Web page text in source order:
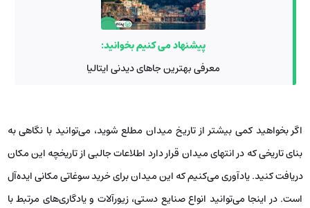
پیشنهاد می کنیم بخوانید:
معرفی بهترین جاهای دیدنی ایتالیا
اگر بخواهید کمی بیشتر از تاریخ میدان مطلع شوید، می‌توانید با نگاهی به
بنای تاریخی که در انتهای میدان قرار دارد اطلاعات جالبی از تاریخچه این مکان
دریافت کنید. یادآوری می‌کنیم که این میدان برای خرید سوغاتی مکانی ایده‌آل
است. در اینجا می‌توانید انواع صنایع دستی، زیورآلات و یادگاری‌های مرتبط با